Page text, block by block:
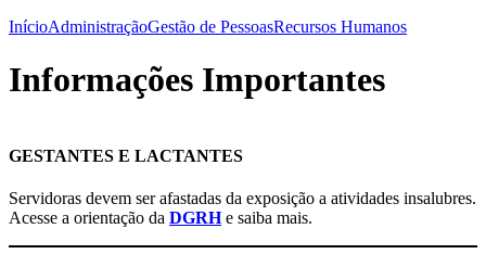
InícioAdministraçãoGestão de PessoasRecursos Humanos
Informações Importantes
GESTANTES E LACTANTES
Servidoras devem ser afastadas da exposição a atividades insalubres.
Acesse a orientação da DGRHe saiba mais.